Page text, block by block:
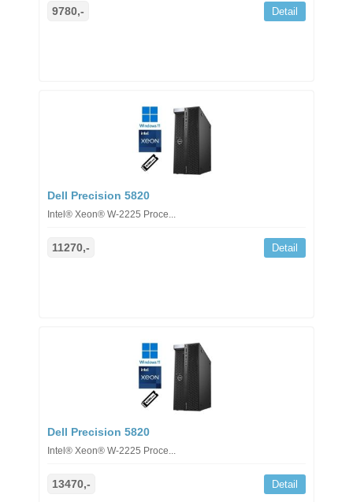
9780,- Detail
Dell Precision 5820
Intel® Xeon® W-2225 Proce...
11270,- Detail
Dell Precision 5820
Intel® Xeon® W-2225 Proce...
13470,- Detail